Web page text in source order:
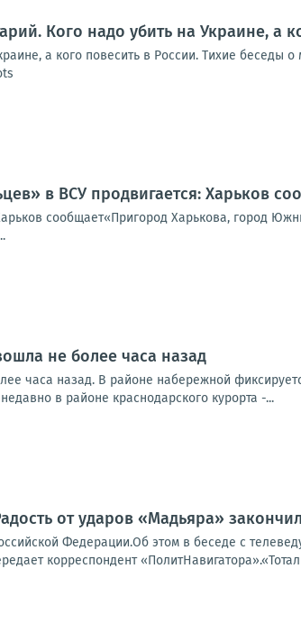
Кого надо убить на Украине, а
а кого повесить в России. Тихие беседы
в ВСУ продвигается: Харьков
сообщает«Пригород Харькова, город
не более часа назад
часа назад. В районе набережной
в районе краснодарского курорта -...
от ударов «Мадьяра»
Федерации.Об этом в беседе с
корреспондент